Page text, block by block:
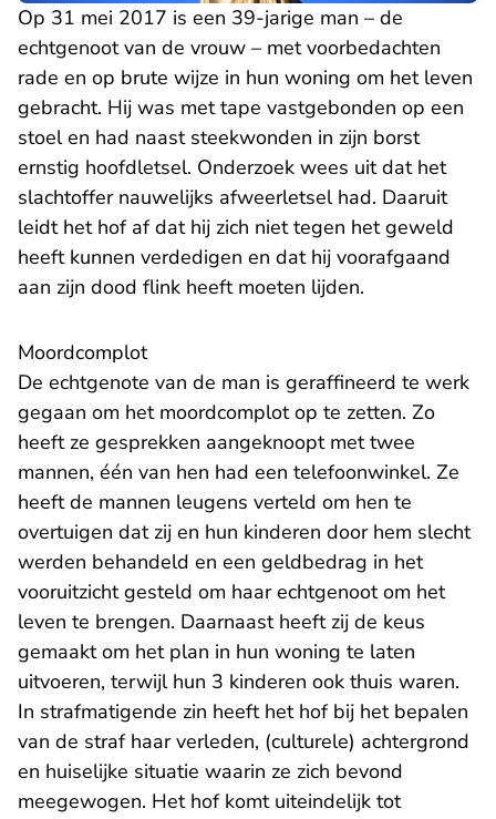
Op 31 mei 2017 is een 39-jarige man – de
echtgenoot van de vrouw – met voorbedachten
rade en op brute wijze in hun woning om het leven
gebracht. Hij was met tape vastgebonden op een
stoel en had naast steekwonden in zijn borst
ernstig hoofdletsel. Onderzoek wees uit dat het
slachtoffer nauwelijks afweerletsel had. Daaruit
leidt het hof af dat hij zich niet tegen het geweld
heeft kunnen verdedigen en dat hij voorafgaand
aan zijn dood flink heeft moeten lijden.
Moordcomplot
De echtgenote van de man is geraffineerd te werk
gegaan om het moordcomplot op te zetten. Zo
heeft ze gesprekken aangeknoopt met twee
mannen, één van hen had een telefoonwinkel. Ze
heeft de mannen leugens verteld om hen te
overtuigen dat zij en hun kinderen door hem slecht
werden behandeld en een geldbedrag in het
vooruitzicht gesteld om haar echtgenoot om het
leven te brengen. Daarnaast heeft zij de keus
gemaakt om het plan in hun woning te laten
uitvoeren, terwijl hun 3 kinderen ook thuis waren.
In strafmatigende zin heeft het hof bij het bepalen
van de straf haar verleden, (culturele) achtergrond
en huiselijke situatie waarin ze zich bevond
meegewogen. Het hof komt uiteindelijk tot